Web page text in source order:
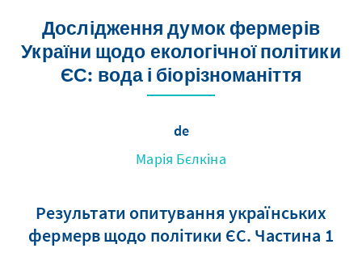
Дослідження думок фермерів
України щодо екологічної політики
ЄС: вода і біорізноманіття
de
Марія Бєлкіна
Результати опитування українських
фермерв щодо політики ЄС. Частина 1